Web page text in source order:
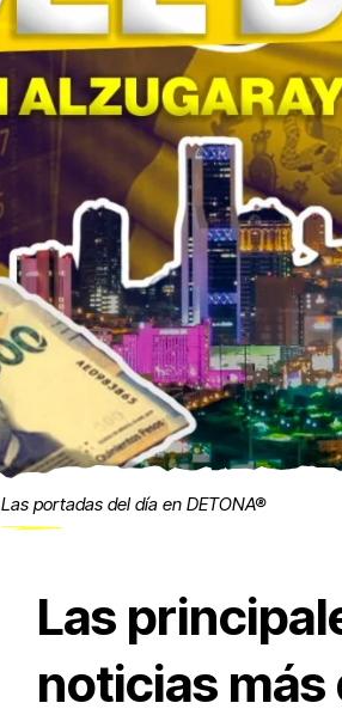
Las portadas del día en DETONA®
Las
noticias más